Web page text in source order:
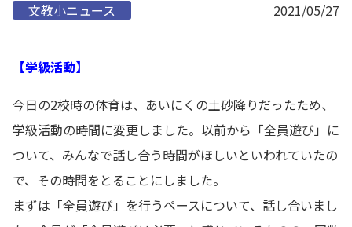
文教小ニュース 2021/05/27
【学級活動】
今日の2校時の体育は、あいにくの土砂降りだったため、
学級活動の時間に変更しました。以前から「全員遊び」に
ついて、みんなで話し合う時間がほしいといわれていたの
で、その時間をとることにしました。
まずは「全員遊び」を行うペースについて、話し合いまし